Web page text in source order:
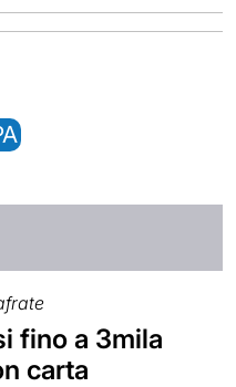
fino a 3mila
carta